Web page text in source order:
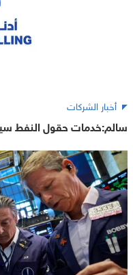
أخبار الشركات
سالم:خدمات حقول النفط